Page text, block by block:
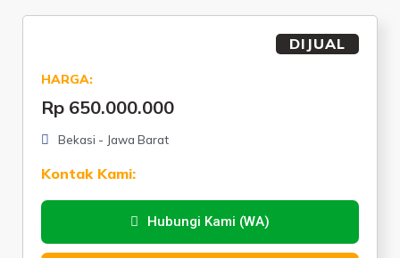
DIJUAL
HARGA:
Rp 650.000.000
Bekasi - Jawa Barat
Kontak Kami:
Hubungi Kami (WA)